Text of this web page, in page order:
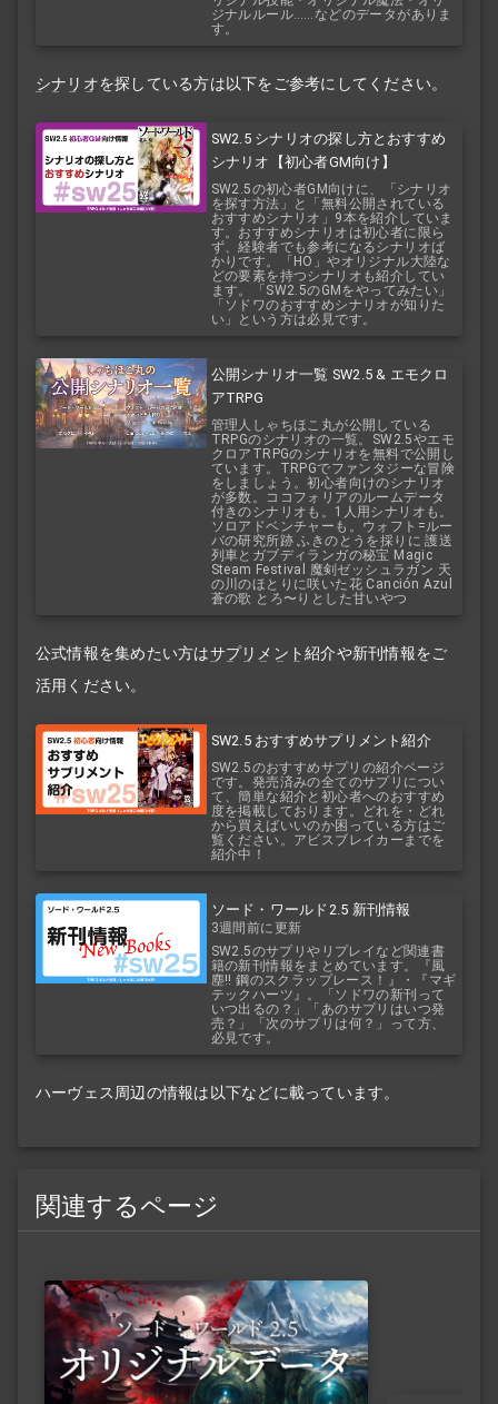
ジナルルール……などのデータがありま
す。
シナリオを探している方は以下をご参考にしてください。
SW2.5 シナリオの探し方とおすすめ
シナリオ【初心者GM向け】
SW2.5の初心者GM向けに、「シナリオ
を探す方法」と「無料公開されている
おすすめシナリオ」9本を紹介していま
す。おすすめシナリオは初心者に限ら
ず、経験者でも参考になるシナリオば
かりです。「HO」やオリジナル大陸な
どの要素を持つシナリオも紹介してい
ます。「SW2.5のGMをやってみたい」
「ソドワのおすすめシナリオが知りた
い」という方は必見です。
公開シナリオ一覧 SW2.5 & エモクロ
アTRPG
管理人しゃちほこ丸が公開している
TRPGのシナリオの一覧。SW2.5やエモ
クロアTRPGのシナリオを無料で公開し
ています。TRPGでファンタジーな冒険
をしましょう。初心者向けのシナリオ
が多数。ココフォリアのルームデータ
付きのシナリオも。1人用シナリオも。
ソロアドベンチャーも。ウォフト=ルー
バの研究所跡 ふきのとうを採りに 護送
列車とガブディランガの秘宝 Magic
Steam Festival 魔剣ゼッシュラガン 天
の川のほとりに咲いた花 Canción Azul
蒼の歌 とろ〜りとした甘いやつ
公式情報を集めたい方はサプリメント紹介や新刊情報をご
活用ください。
SW2.5 おすすめサプリメント紹介
SW2.5のおすすめサプリの紹介ページ
です。発売済みの全てのサプリについ
て、簡単な紹介と初心者へのおすすめ
度を掲載しております。どれを・どれ
から買えばいいのか困っている方はご
覧ください。アビスブレイカーまでを
紹介中！
ソード・ワールド2.5 新刊情報
3週間前に更新
SW2.5のサプリやリプレイなど関連書
籍の新刊情報をまとめています。『風
塵!! 鋼のスクラップレース！』・『マギ
テックハーツ』。「ソドワの新刊って
いつ出るの？」「あのサプリはいつ発
売？」「次のサプリは何？」って方、
必見です。
ハーヴェス周辺の情報は以下などに載っています。
関連するページ